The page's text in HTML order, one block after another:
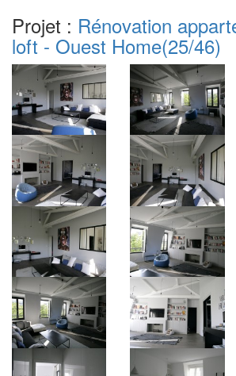
Projet : Rénovation
loft - Ouest Home(25/46)